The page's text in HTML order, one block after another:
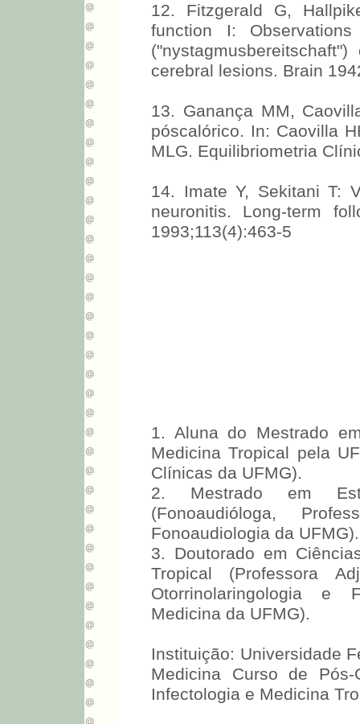
12. Fitzgerald G,
function I:
cerebral lesions. Brain
13. Ganança MM,
póscalórico. In: Caovilla
MLG. Equilibriometria
14. Imate Y, Sekitani T:
neuronitis. Long-term
1993;113(4):463-5
1. Aluna do Mestrado
Medicina Tropical pela
Clínicas da UFMG).
2. Mestrado em
(Fonoaudióloga,
Fonoaudiologia da UFMG).
3. Doutorado em
Tropical (Professora
Otorrinolaringologia e
Medicina da UFMG).
Instituição: Universidade
Medicina Curso de
Infectologia e Medicina